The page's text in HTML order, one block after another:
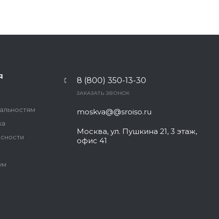
8 (800) 350-13-30
ЗАКАЗАТЬ ЗВОНОК
moskva@@sroiso.ru
Москва, ул. Пушкина 21, 3 этаж,
офис 41